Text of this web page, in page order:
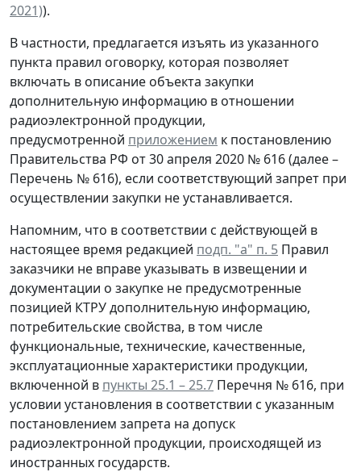
2021)).
В частности, предлагается изъять из указанного
пункта правил оговорку, которая позволяет
включать в описание объекта закупки
дополнительную информацию в отношении
радиоэлектронной продукции,
предусмотренной приложением к постановлению
Правительства РФ от 30 апреля 2020 № 616 (далее –
Перечень № 616), если соответствующий запрет при
осуществлении закупки не устанавливается.
Напомним, что в соответствии с действующей в
настоящее время редакцией подп. "а" п. 5 Правил
заказчики не вправе указывать в извещении и
документации о закупке не предусмотренные
позицией КТРУ дополнительную информацию,
потребительские свойства, в том числе
функциональные, технические, качественные,
эксплуатационные характеристики продукции,
включенной в пункты 25.1 – 25.7 Перечня № 616, при
условии установления в соответствии с указанным
постановлением запрета на допуск
радиоэлектронной продукции, происходящей из
иностранных государств.